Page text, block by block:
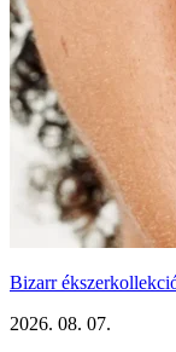
Bizarr
2026. 08. 07.